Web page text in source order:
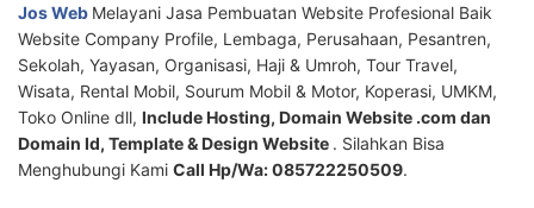
Jos Web Melayani Jasa Pembuatan Website Profesional Baik
Website Company Profile, Lembaga, Perusahaan, Pesantren,
Sekolah, Yayasan, Organisasi, Haji & Umroh, Tour Travel,
Wisata, Rental Mobil, Sourum Mobil & Motor, Koperasi, UMKM,
Toko Online dll, Include Hosting, Domain Website .com dan
Domain Id, Template & Design Website . Silahkan Bisa
Menghubungi Kami Call Hp/Wa: 085722250509.